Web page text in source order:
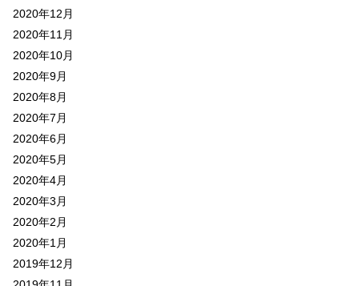
2020年12月
2020年11月
2020年10月
2020年9月
2020年8月
2020年7月
2020年6月
2020年5月
2020年4月
2020年3月
2020年2月
2020年1月
2019年12月